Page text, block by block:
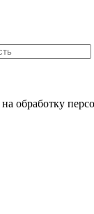
обработку